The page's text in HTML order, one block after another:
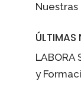
ÚLTIMAS
y